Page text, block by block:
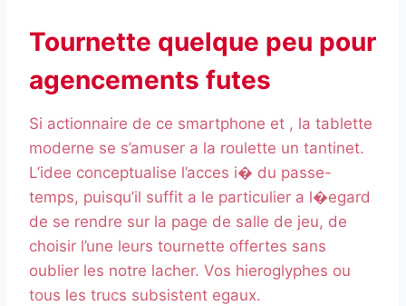
Tournette quelque peu pour
agencements futes
Si actionnaire de ce smartphone et , la tablette
moderne se s’amuser a la roulette un tantinet.
L’idee conceptualise l’acces i� du passe-
temps, puisqu’il suffit a le particulier a l�egard
de se rendre sur la page de salle de jeu, de
choisir l’une leurs tournette offertes sans
oublier les notre lacher. Vos hieroglyphes ou
tous les trucs subsistent egaux.